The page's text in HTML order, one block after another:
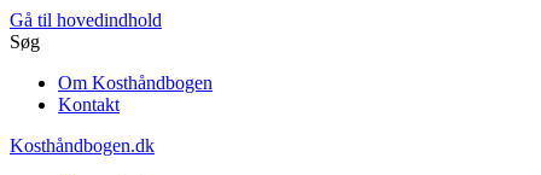
Gå til hovedindhold
Søg
Om Kosthåndbogen
Kontakt
Kosthåndbogen.dk